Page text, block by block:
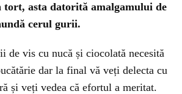
asta datorită amalgamului de
cerul gurii.
de vis cu nucă și ciocolată necesită
dar la final vă veți delecta cu
și veți vedea că efortul a meritat.